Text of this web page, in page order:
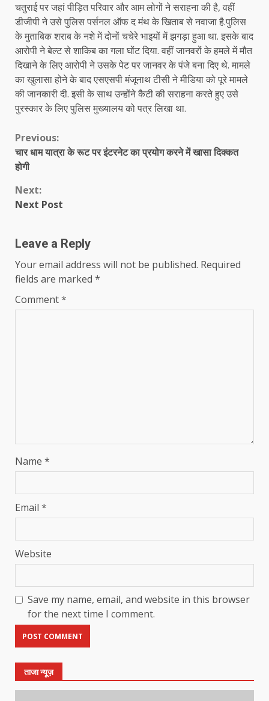
चतुराई पर जहां पीड़ित परिवार और आम लोगों ने सराहना की है, वहीं
डीजीपी ने उसे पुलिस पर्सनल ऑफ द मंथ के खिताब से नवाजा है.पुलिस
के मुताबिक शराब के नशे में दोनों चचेरे भाइयों में झगड़ा हुआ था. इसके बाद
आरोपी ने बेल्ट से शाकिब का गला घोंट दिया. वहीं जानवरों के हमले में मौत
दिखाने के लिए आरोपी ने उसके पेट पर जानवर के पंजे बना दिए थे. मामले
का खुलासा होने के बाद एसएसपी मंजूनाथ टीसी ने मीडिया को पूरे मामले
की जानकारी दी. इसी के साथ उन्होंने कैटी की सराहना करते हुए उसे
पुरस्कार के लिए पुलिस मुख्यालय को पत्र लिखा था.
Continue
Reading
Previous:
चार धाम यात्रा के रूट पर इंटरनेट का प्रयोग करने में खासा दिक्कत
होगी
Next:
Next Post
Leave a Reply
Your email address will not be published. Required
fields are marked *
Comment*
Name *
Email *
Website
Save my name, email, and website in this browser
for the next time I comment.
ताजा न्यूज़